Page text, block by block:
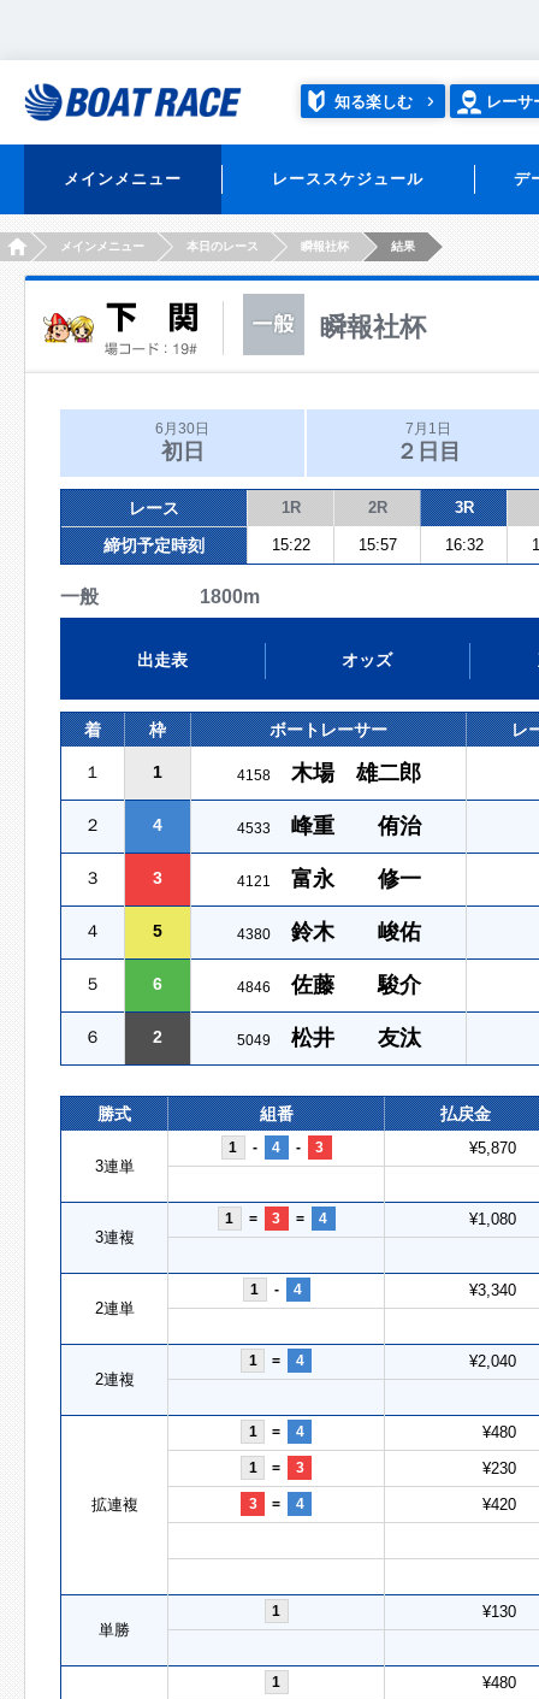
知る楽しむ レーサ
メインメニュー レーススケジュール デ
HOMEメインメニュー 本日のレース 瞬報社杯 結果
瞬報社杯
6月30日
初日
7月1日
２日目
レース 1R 2R 3R
締切予定時刻 15:22 15:57 16:32
一般 1800m
出走表 オッズ
着 枠 ボートレーサー レ
１ 1 4158 木場 雄二郎
２ 4 4533 峰重 侑治
３ 3 4121 富永 修一
４ 5 4380 鈴木 峻佑
５ 6 4846 佐藤 駿介
６ 2 5049 松井 友汰
勝式 組番 払戻金
3連単
1 - 4 - 3 ¥5,870
3連複
1 = 3 = 4 ¥1,080
2連単
1 - 4 ¥3,340
2連複
1 = 4 ¥2,040
拡連複
1 = 4 ¥480
1 = 3 ¥230
3 = 4 ¥420
単勝
1 ¥130
1 ¥480